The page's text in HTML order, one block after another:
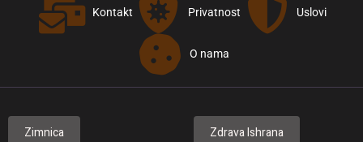
Kontakt Privatnost Uslovi
O nama
Zimnica Zdrava Ishrana